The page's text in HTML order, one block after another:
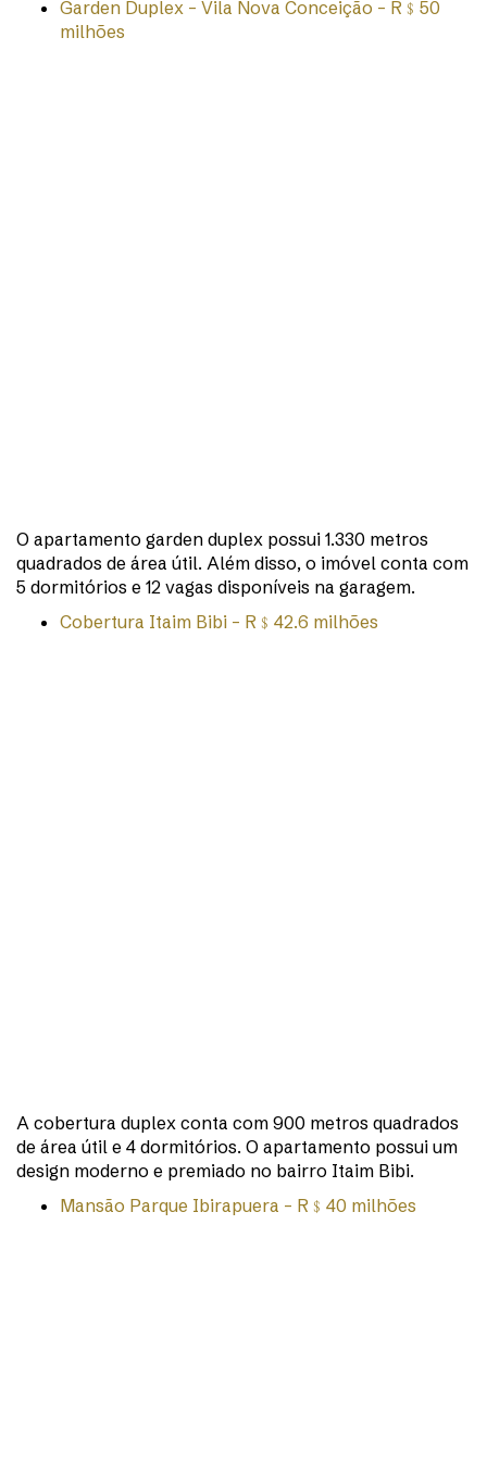
Garden Duplex – Vila Nova Conceição – R﹩50
milhões
O apartamento garden duplex possui 1.330 metros
quadrados de área útil. Além disso, o imóvel conta com
5 dormitórios e 12 vagas disponíveis na garagem.
Cobertura Itaim Bibi – R﹩42.6 milhões
A cobertura duplex conta com 900 metros quadrados
de área útil e 4 dormitórios. O apartamento possui um
design moderno e premiado no bairro Itaim Bibi.
Mansão Parque Ibirapuera – R﹩40 milhões